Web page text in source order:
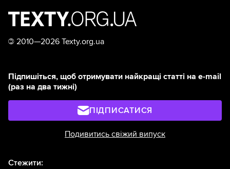
© 2010—2026 Texty.org.ua
Підпишіться, щоб отримувати найкращі статті на e-mail
(раз на два тижні)
ПІДПИСАТИСЯ
Подивитись свіжий випуск
Стежити: